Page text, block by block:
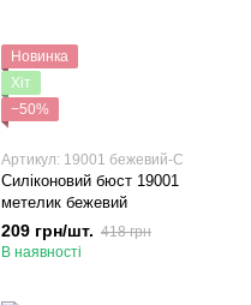
Новинка
Хіт
−50%
Артикул: 19001 бежевий-C
Силіконовий бюст 19001
метелик бежевий
209 грн/шт. 418 грн
В наявності